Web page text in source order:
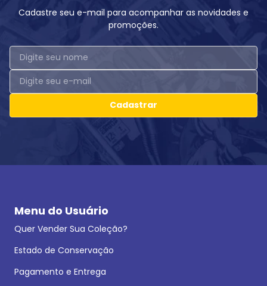
Cadastre seu e-mail para acompanhar as novidades e
promoções.
Cadastrar
Menu do Usuário
Quer Vender Sua Coleção?
Estado de Conservação
Pagamento e Entrega